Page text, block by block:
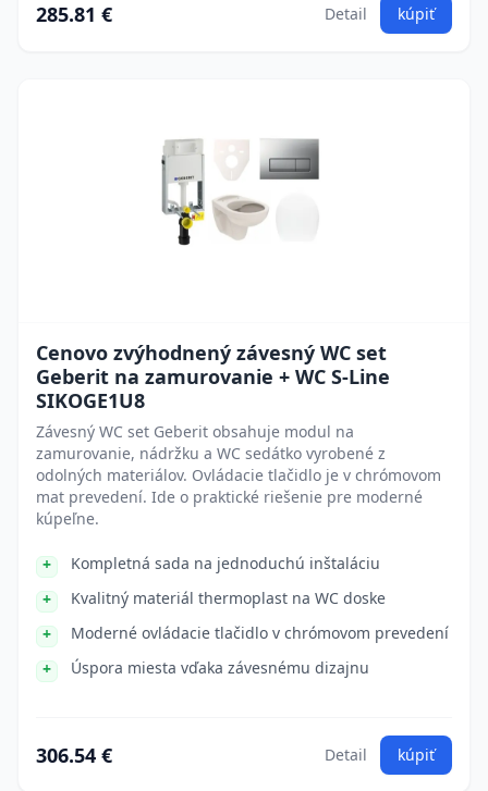
285.81 € Detail kúpiť
Cenovo zvýhodnený závesný WC set
Geberit na zamurovanie + WC S-Line
SIKOGE1U8
Závesný WC set Geberit obsahuje modul na
zamurovanie, nádržku a WC sedátko vyrobené z
odolných materiálov. Ovládacie tlačidlo je v chrómovom
mat prevedení. Ide o praktické riešenie pre moderné
kúpeľne.
Kompletná sada na jednoduchú inštaláciu
Kvalitný materiál thermoplast na WC doske
Moderné ovládacie tlačidlo v chrómovom prevedení
Úspora miesta vďaka závesnému dizajnu
306.54 € Detail kúpiť